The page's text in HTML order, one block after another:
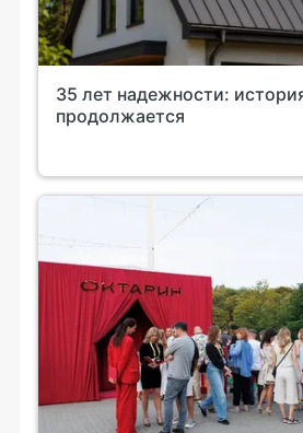
35 лет надежности:
продолжается